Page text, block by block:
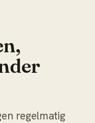
regelmatig